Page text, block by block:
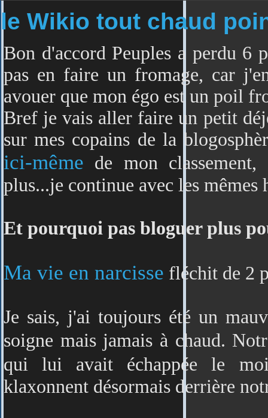
le Wikio tout chaud
Bon d'accord Peuples a perdu 6
pas en faire un fromage, car
avouer que mon égo est un poil
Bref je vais aller faire un petit
sur mes copains de la
ici-même de mon
plus...je continue avec les mêmes
Et pourquoi pas bloguer plus
Ma vie en narcisse fléchit de 2
Je sais, j'ai toujours été un
soigne mais jamais à chaud.
qui lui avait échappée le
klaxonnent désormais derrière